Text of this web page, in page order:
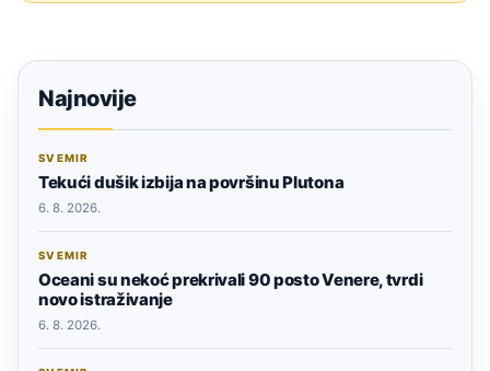
Najnovije
SVEMIR
Tekući dušik izbija na površinu Plutona
6. 8. 2026.
SVEMIR
Oceani su nekoć prekrivali 90 posto Venere, tvrdi
novo istraživanje
6. 8. 2026.